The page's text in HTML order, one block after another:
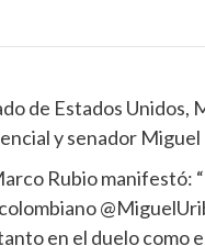
de Estados
y senador
Rubio
en el duelo como